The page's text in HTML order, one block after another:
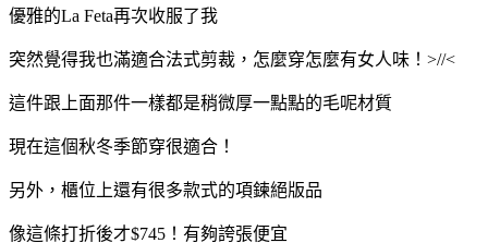
優雅的La Feta再次收服了我
突然覺得我也滿適合法式剪裁， 怎麼穿怎麼有女人味！ >//<
這件跟上面那件一樣都是稍微厚一點點的毛呢材質
現在這個秋冬季節穿很適合！
另外，櫃位上還有很多款式的項鍊絕版品
像這條打折後才$745！有夠誇張便宜